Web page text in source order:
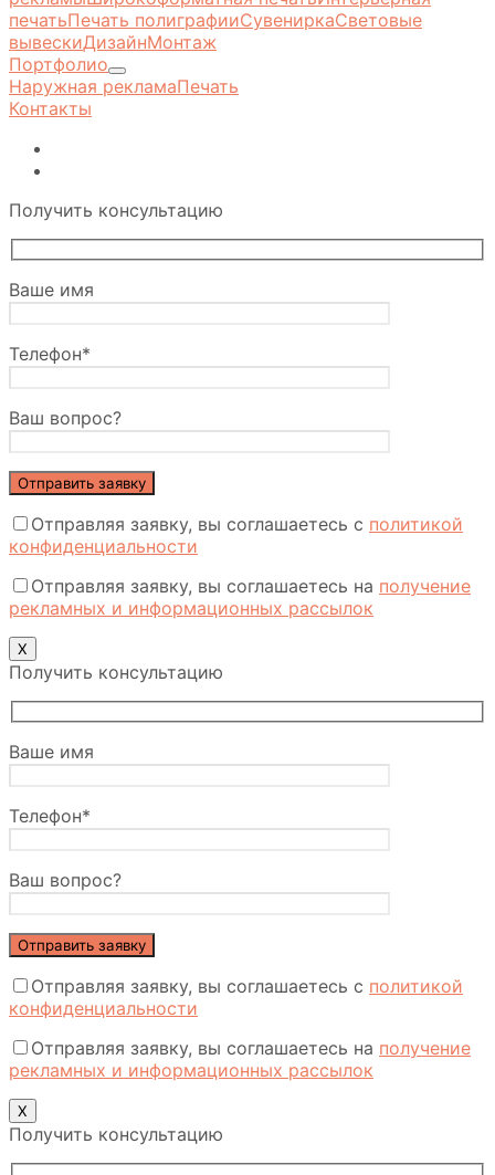
печатьПечать полиграфииСувениркаСветовые
вывескиДизайнМонтаж
Портфолио
Наружная рекламаПечать
Контакты
Получить консультацию
Ваше имя
Телефон*
Ваш вопрос?
Отправляя заявку, вы соглашаетесь с политикой
конфиденциальности
Отправляя заявку, вы соглашаетесь на получение
рекламных и информационных рассылок
Х
Получить консультацию
Ваше имя
Телефон*
Ваш вопрос?
Отправляя заявку, вы соглашаетесь с политикой
конфиденциальности
Отправляя заявку, вы соглашаетесь на получение
рекламных и информационных рассылок
Х
Получить консультацию